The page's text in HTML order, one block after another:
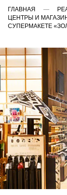
ГЛАВНАЯ
ЦЕНТРЫ И
СУПЕРМАКЕТЕ